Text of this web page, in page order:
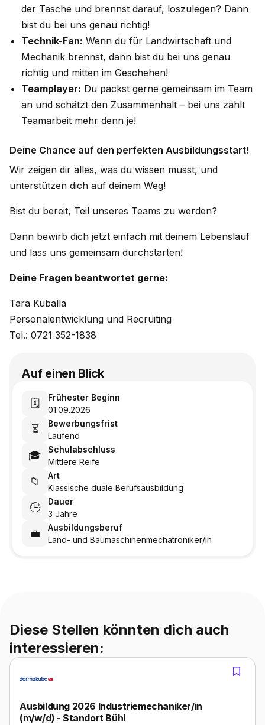
der Tasche und brennst darauf, loszulegen? Dann
bist du bei uns genau richtig!
Technik-Fan: Wenn du für Landwirtschaft und
Mechanik brennst, dann bist du bei uns genau
richtig und mitten im Geschehen!
Teamplayer: Du packst gerne gemeinsam im Team
an und schätzt den Zusammenhalt – bei uns zählt
Teamarbeit mehr denn je!
Deine Chance auf den perfekten Ausbildungsstart!
Wir zeigen dir alles, was du wissen musst, und
unterstützen dich auf deinem Weg!
Bist du bereit, Teil unseres Teams zu werden?
Dann bewirb dich jetzt einfach mit deinem Lebenslauf
und lass uns gemeinsam durchstarten!
Deine Fragen beantwortet gerne:
Tara Kuballa
Personalentwicklung und Recruiting
Tel.: 0721 352-1838
Auf einen Blick
🗓️
Frühester Beginn
01.09.2026
⏳
Bewerbungsfrist
Laufend
🎓
Schulabschluss
Mittlere Reife
📁
Art
Klassische duale Berufsausbildung
🕒
Dauer
3 Jahre
💼
Ausbildungsberuf
Land- und Baumaschinenmechatroniker/in
Diese Stellen könnten dich auch
interessieren:
Ausbildung 2026 Industriemechaniker/in
(m/w/d) - Standort Bühl